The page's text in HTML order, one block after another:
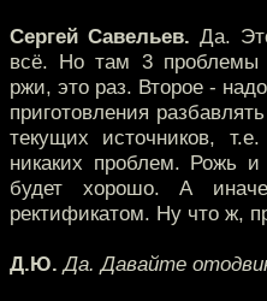
Сергей Савельев. Да.
всё. Но там 3 проблемы
ржи, это раз. Второе -
приготовления
текущих источников,
никаких проблем. Рожь и
будет хорошо. А
ректификатом. Ну что ж,
Д.Ю. Да. Давайте